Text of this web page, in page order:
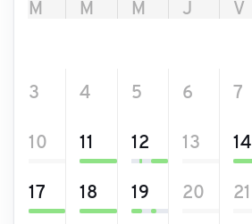
M M M J V
3 4 5 6 7
10 11 12 13 14
17 18 19 20 21